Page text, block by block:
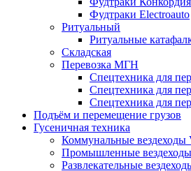
Фудтраки Electroauto
Ритуальный
Ритуальные
Складская
Перевозка МГН
Спецтехника для
Спецтехника для
Спецтехника для
Подъём и перемещение грузов
Гусеничная техника
Коммунальные вездеходы
Промышленные вездеходы
Развлекательные